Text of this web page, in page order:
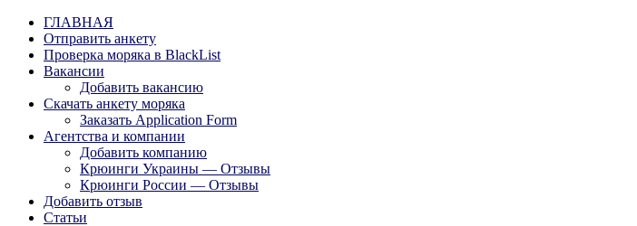
Вакансии для моряков. Работа для моряков в море. Каталог
России, Европы и Всего мира. Отзывы, Контакты, Работа,
form
ГЛАВНАЯ
Отправить анкету
Проверка моряка в BlackList
Вакансии
Добавить вакансию
Скачать анкету моряка
Заказать Application Form
Агентства и компании
Добавить компанию
Крюинги Украины — Отзывы
Крюинги России — Отзывы
Добавить отзыв
Статьи